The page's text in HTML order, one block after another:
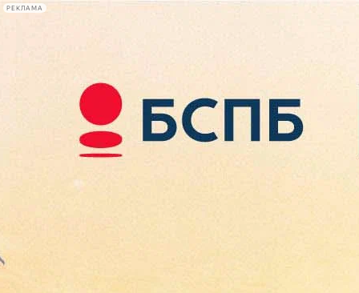
РЕКЛАМА
Сегодня:
2026.08.08
10:57
Афиша Plus